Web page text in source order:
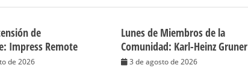
de
Impress Remote
de 2026
Lunes de Miembros de la
Comunidad: Karl-Heinz Gruner
3 de agosto de 2026